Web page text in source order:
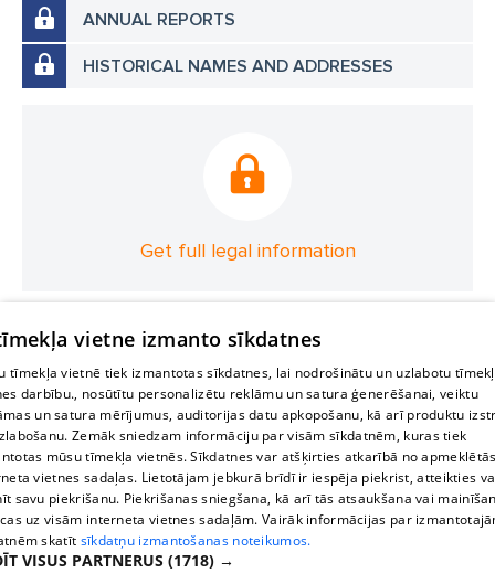
ANNUAL REPORTS
HISTORICAL NAMES AND ADDRESSES
Get full legal information
vietne izmanto sīkdatnes
tīmekļa vietnē tiek izmantotas sīkdatnes, lai nodrošinātu un uzlabotu
darbību., nosūtītu personalizētu reklāmu un satura ģenerēšanai, veiktu
un satura mērījumus, auditorijas datu apkopošanu, kā arī produktu
Zemāk sniedzam informāciju par visām sīkdatnēm, kuras tiek
mūsu tīmekļa vietnēs. Sīkdatnes var atšķirties atkarībā no
vietnes sadaļas. Lietotājam jebkurā brīdī ir iespēja piekrist, atteikties
savu piekrišanu. Piekrišanas sniegšana, kā arī tās atsaukšana vai
uz visām interneta vietnes sadaļām. Vairāk informācijas par
skatīt sīkdatņu izmantošanas noteikumos.
VISUS PARTNERUS (1718) →